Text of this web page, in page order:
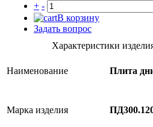
+ -
В корзину
Задать вопрос
Характеристики
Наименование Плита
Марка изделия